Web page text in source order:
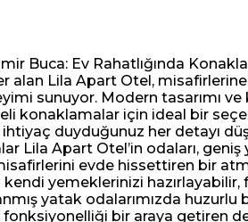
Buca: Ev Rahatlığında
alan Lila Apart Otel, misafirlerine
sunuyor. Modern tasarımı ve
konaklamalar için ideal bir
duyduğunuz her detayı
Lila Apart Otel’in odaları, geniş
evde hissettiren bir
yemeklerinizi hazırlayabilir,
yatak odalarımızda huzurlu
bir araya getiren